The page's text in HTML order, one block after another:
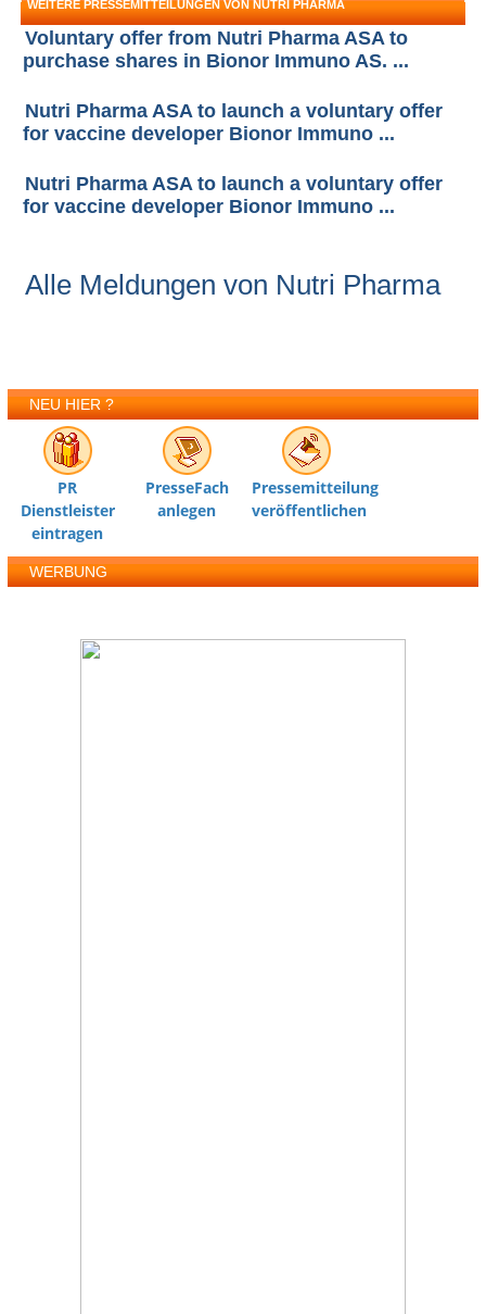
WEITERE PRESSEMITTEILUNGEN VON NUTRI PHARMA
Voluntary offer from Nutri Pharma ASA to
purchase shares in Bionor Immuno AS. ...
Nutri Pharma ASA to launch a voluntary offer
for vaccine developer Bionor Immuno ...
Nutri Pharma ASA to launch a voluntary offer
for vaccine developer Bionor Immuno ...
Alle Meldungen von Nutri Pharma
NEU HIER ?
PR
Dienstleister
eintragen
PresseFach
anlegen
Pressemitteilung
veröffentlichen
WERBUNG